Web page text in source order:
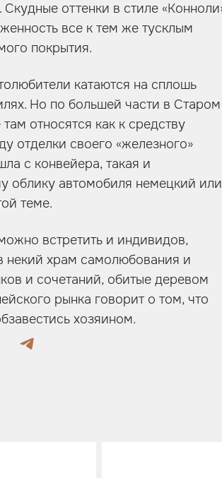
оттенки в стиле
все к тем же тусклым
покрытия.
катаются на сплошь
Но по большей части в Старом
относятся как к средству
отделки своего «железного»
с конвейера, такая и
облику автомобиля немецкий или
теме.
встретить и индивидов,
некий храм самолюбования и
и сочетаний, обитые деревом
рынка говорит о том, что
хозяином.